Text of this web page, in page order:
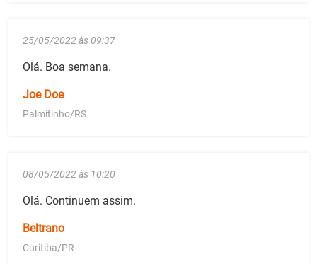
25/05/2022 às 09:37
Olá. Boa semana.
Joe Doe
Palmitinho/RS
08/05/2022 às 10:20
Olá. Continuem assim.
Beltrano
Curitiba/PR